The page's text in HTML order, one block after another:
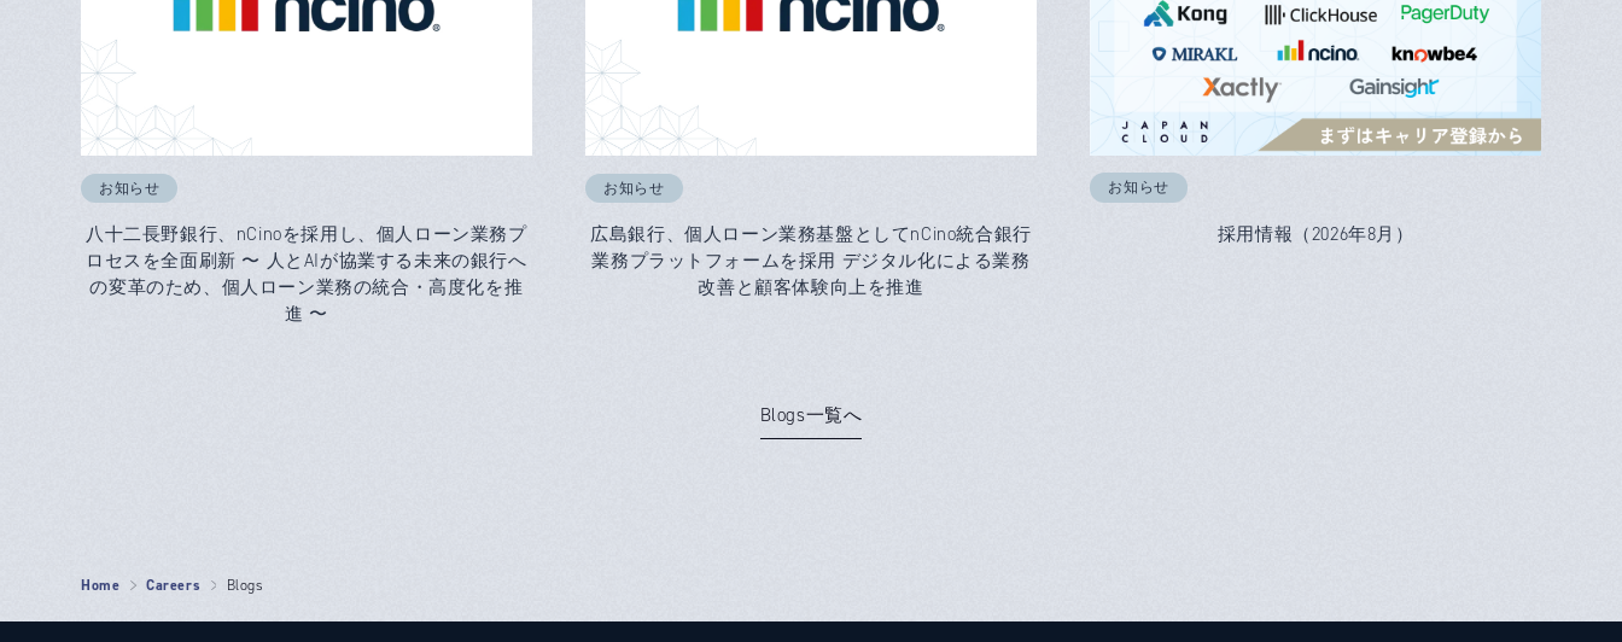
お知らせ
八十二長野銀行、nCinoを採用し、個人ローン業務プ
ロセスを全面刷新 〜 人とAIが協業する未来の銀行へ
の変革のため、個人ローン業務の統合・高度化を推
進 〜
お知らせ
広島銀行、個人ローン業務基盤としてnCino統合銀行
業務プラットフォームを採用 デジタル化による業務
改善と顧客体験向上を推進
お知らせ
採用情報（2026年8月）
Blogs一覧へ
Home Careers Blogs